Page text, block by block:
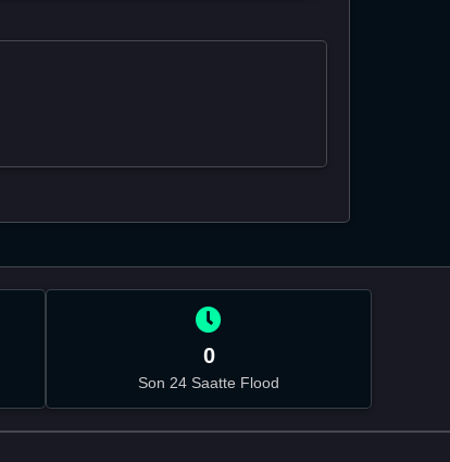
0
Son 24 Saatte Flood